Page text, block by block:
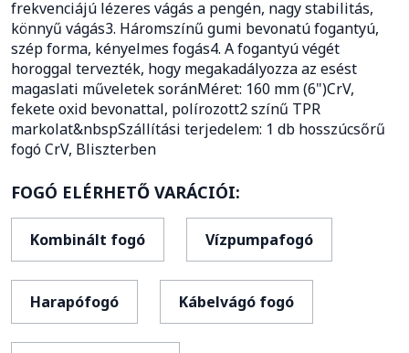
frekvenciájú lézeres vágás a pengén, nagy stabilitás,
könnyű vágás3. Háromszínű gumi bevonatú fogantyú,
szép forma, kényelmes fogás4. A fogantyú végét
horoggal tervezték, hogy megakadályozza az esést
magaslati műveletek soránMéret: 160 mm (6")CrV,
fekete oxid bevonattal, polírozott2 színű TPR
markolat&nbspSzállítási terjedelem: 1 db hosszúcsőrű
fogó CrV, Bliszterben
FOGÓ ELÉRHETŐ VARÁCIÓI:
Kombinált fogó Vízpumpafogó
Harapófogó Kábelvágó fogó